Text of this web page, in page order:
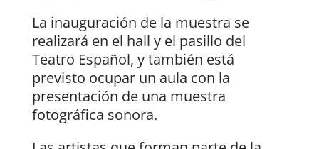
La inauguración de la muestra se
realizará en el hall y el pasillo del
Teatro Español, y también está
previsto ocupar un aula con la
presentación de una muestra
fotográfica sonora.